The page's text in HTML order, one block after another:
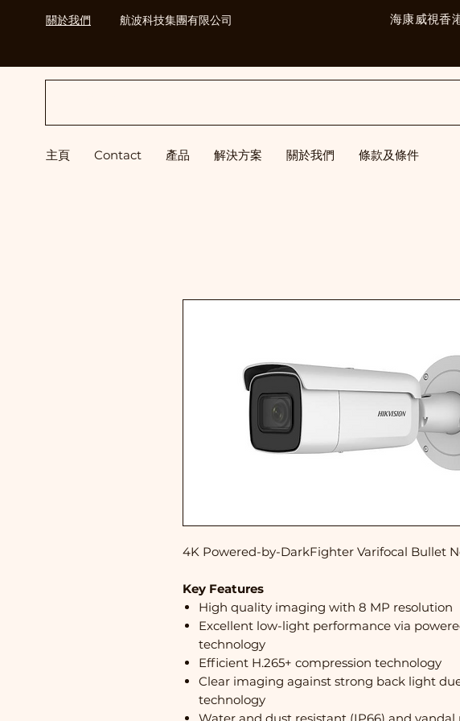
關於我們 航波科技集團有限公司 海康威視香
主頁 Contact 產品 解決方案 關於我們 條款及條件
4K Powered-by-DarkFighter Varifocal Bullet
Key Features
High quality imaging with 8 MP resolution
Excellent low-light performance via
technology
Efficient H.265+ compression technology
Clear imaging against strong back light
technology